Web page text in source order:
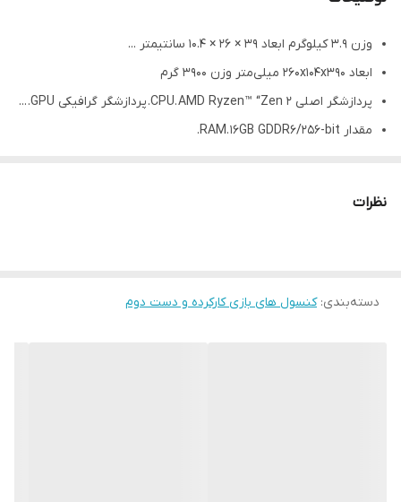
وزن 3.9 کیلوگرم ابعاد 39 × 26 × 10.4 سانتیمتر ...
ابعاد 260x104x390 میلی‌متر وزن 3900 گرم
پردازشگر اصلی CPU. AMD Ryzen™ “Zen 2. پردازشگر گرافیکی GPU. ...
مقدار RAM. 16GB GDDR6/256-bit.
هارد SSD یک ترا
نظرات
دسته‌بندی:کنسول های بازی کارکرده و دست دوم